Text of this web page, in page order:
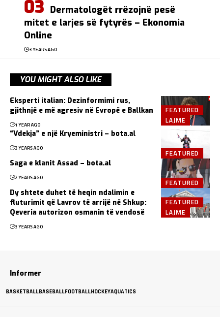
Dermatologët rrëzojnë pesë
mitet e larjes së fytyrës – Ekonomia
Online
3 YEARS AGO
YOU MIGHT ALSO LIKE
FEATURED
LAJME
Eksperti italian: Dezinformimi rus,
gjithnjë e më agresiv në Evropë e Ballkan
1 YEAR AGO
FEATURED
“Vdekja” e një Kryeministri – bota.al
3 YEARS AGO
FEATURED
Saga e klanit Assad – bota.al
2 YEARS AGO
FEATURED
LAJME
Dy shtete duhet të heqin ndalimin e
fluturimit që Lavrov të arrijë në Shkup:
Qeveria autorizon osmanin të vendosë
3 YEARS AGO
Informer
BASKETBALLBASEBALLFOOTBALLHOCKEYAQUATICS